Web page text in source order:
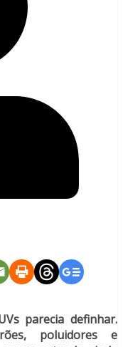
parecia definhar.
poluidores e